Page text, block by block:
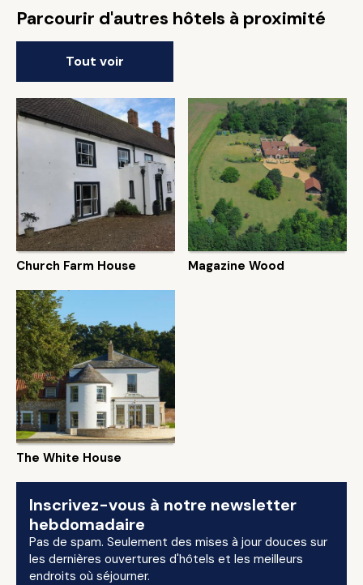
Parcourir d'autres hôtels à proximité
Tout voir
Church Farm House Magazine Wood
The White House
Inscrivez-vous à notre newsletter
hebdomadaire
Pas de spam. Seulement des mises à jour douces sur
les dernières ouvertures d'hôtels et les meilleurs
endroits où séjourner.